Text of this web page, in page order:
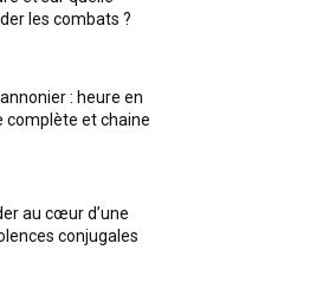
les combats ?
: heure en
complète et chaine
au cœur d’une
conjugales